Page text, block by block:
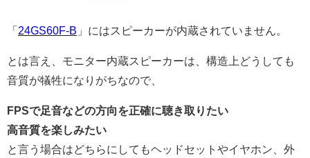
「 24GS60F-B 」にはスピーカーが内蔵されていません。
とは言え、モニター内蔵スピーカーは、構造上どうしても
音質が犠牲になりがちなので、
FPSで足音などの方向を正確に聴き取りたい
高音質を楽しみたい
と言う場合はどちらにしてもヘッドセットやイヤホン、外